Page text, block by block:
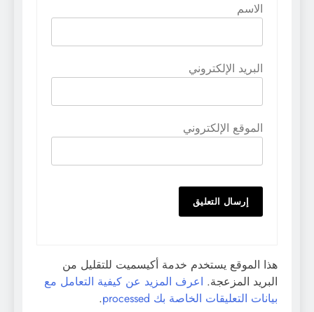
الاسم
البريد الإلكتروني
الموقع الإلكتروني
هذا الموقع يستخدم خدمة أكيسميت للتقليل من
البريد المزعجة. اعرف المزيد عن كيفية التعامل مع
بيانات التعليقات الخاصة بك processed
.